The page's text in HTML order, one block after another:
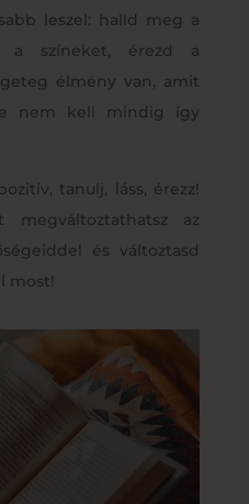
leszel: halld meg a
a színeket, érezd a
élmény van, amit
nem kell mindig így
tanulj, láss, érezz!
megváltoztathatsz az
és változtasd
most!